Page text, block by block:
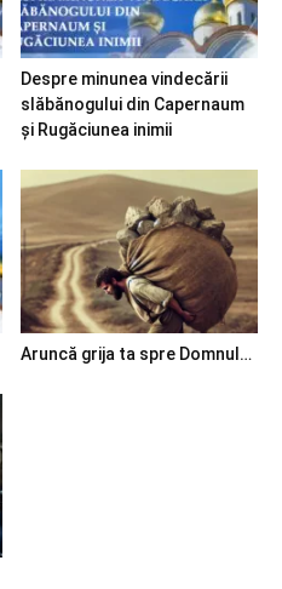
Despre minunea vindecării
slăbănogului din Capernaum
și Rugăciunea inimii
Aruncă grija ta spre Domnul…